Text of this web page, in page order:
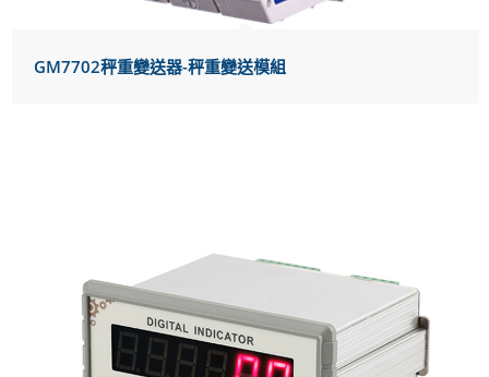
GM7702秤重變送器-秤重變送模組